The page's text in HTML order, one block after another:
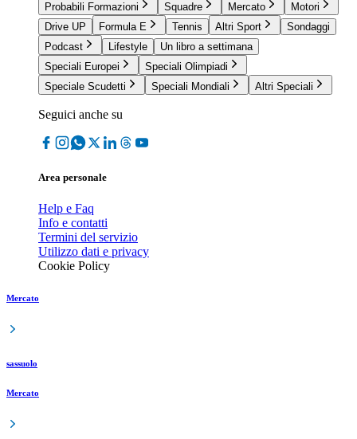
Probabili Formazioni
Squadre Mercato
Motori
Drive UP
Formula E Tennis Altri Sport
Sondaggi
Podcast
Lifestyle
Un libro a settimana
Speciali Europei
Speciali Olimpiadi
Speciale Scudetti
Speciali Mondiali Altri Speciali
Seguici anche su
Area personale
Help e Faq
Info e contatti
Termini del servizio
Utilizzo dati e privacy
Cookie Policy
Mercato
sassuolo
Mercato